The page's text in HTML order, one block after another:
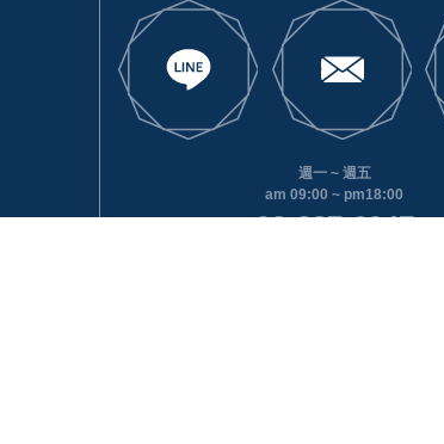
週一 ~ 週五
am 09:00 ~ pm18:00
03-287-6947